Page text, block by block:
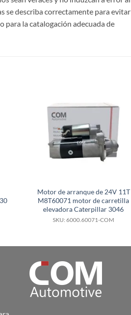
se describa correctamente para evitar
para la catalogación adecuada de
Motor de arranque de 24V 11T
M8T60071 motor de carretilla
elevadora Caterpillar 3046
SKU: 6000.60071-COM